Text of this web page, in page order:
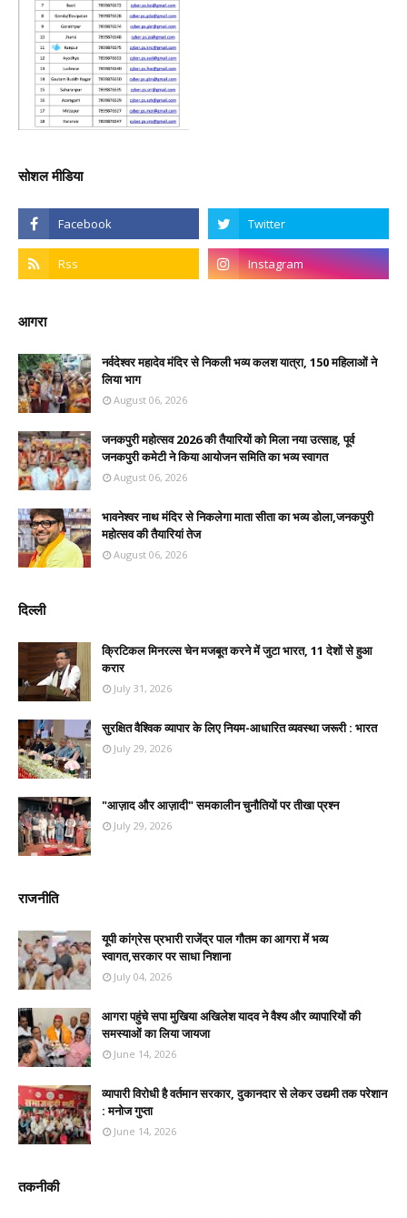
सोशल मीडिया
आगरा
नर्वदेश्वर महादेव मंदिर से निकली भव्य कलश यात्रा, 150 महिलाओं ने
लिया भाग
August 06, 2026
जनकपुरी महोत्सव 2026 की तैयारियों को मिला नया उत्साह, पूर्व
जनकपुरी कमेटी ने किया आयोजन समिति का भव्य स्वागत
August 06, 2026
भावनेश्वर नाथ मंदिर से निकलेगा माता सीता का भव्य डोला,जनकपुरी
महोत्सव की तैयारियां तेज
August 06, 2026
दिल्ली
क्रिटिकल मिनरल्स चेन मजबूत करने में जुटा भारत, 11 देशों से हुआ
करार
July 31, 2026
सुरक्षित वैश्विक व्यापार के लिए नियम-आधारित व्यवस्था जरूरी : भारत
July 29, 2026
"आज़ाद और आज़ादी" समकालीन चुनौतियों पर तीखा प्रश्न
July 29, 2026
राजनीति
यूपी कांग्रेस प्रभारी राजेंद्र पाल गौतम का आगरा में भव्य
स्वागत,सरकार पर साधा निशाना
July 04, 2026
आगरा पहुंचे सपा मुखिया अखिलेश यादव ने वैश्य और व्यापारियों की
समस्याओं का लिया जायजा
June 14, 2026
व्यापारी विरोधी है वर्तमान सरकार, दुकानदार से लेकर उद्यमी तक परेशान
: मनोज गुप्ता
June 14, 2026
तकनीकी